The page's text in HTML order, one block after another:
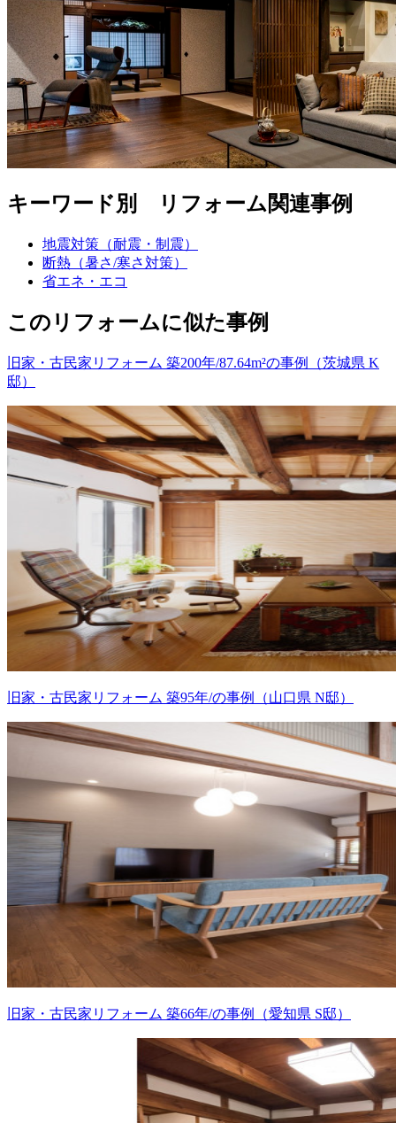
キーワード別 リフォーム関連事例
地震対策（耐震・制震）
断熱（暑さ/寒さ対策）
省エネ・エコ
このリフォームに似た事例
旧家・古民家リフォーム 築200年/87.64m²の事例（茨城県 K
邸）
旧家・古民家リフォーム 築95年/の事例（山口県 N邸）
旧家・古民家リフォーム 築66年/の事例（愛知県 S邸）